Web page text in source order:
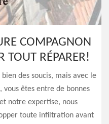
COMPAGNON
TOUT RÉPARER!
des soucis, mais avec le
êtes entre de bonnes
notre expertise, nous
toute infiltration avant